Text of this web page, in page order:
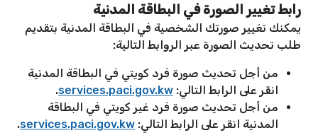
رابط تغيير الصورة في البطاقة المدنية
يمكنك تغيير صورتك الشخصية في البطاقة المدنية بتقديم
طلب تحديث الصورة عبر الروابط التالية:
من أجل تحديث صورة فرد كويتي في البطاقة المدنية
انقر على الرابط التالي: services.paci.gov.kw
.
من أجل تحديث صورة فرد غير كويتي في البطاقة
المدنية انقر على الرابط التالي: services.paci.gov.kw
.